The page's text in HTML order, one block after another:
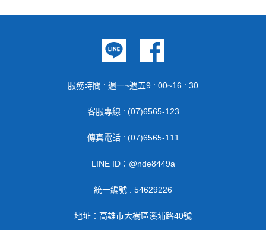
服務時間 : 週一~週五9 : 00~16 : 30
客服專線 : (07)6565-123
傳真電話 : (07)6565-111
LINE ID：@nde8449a
統一編號 : 54629226
地址：高雄市大樹區溪埔路40號